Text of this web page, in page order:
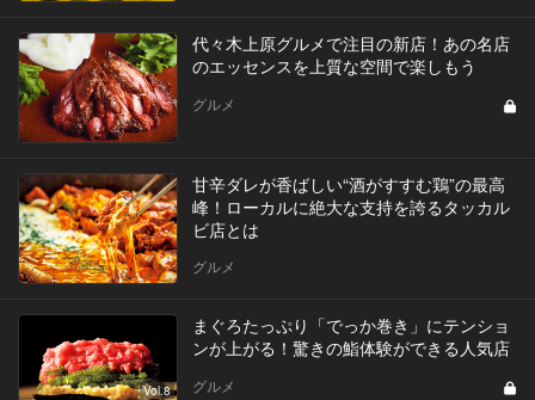
代々木上原グルメで注目の新店！あの名店
のエッセンスを上質な空間で楽しもう
グルメ
甘辛ダレが香ばしい“酒がすすむ鶏”の最高
峰！ローカルに絶大な支持を誇るタッカル
ビ店とは
グルメ
Vol.8
まぐろたっぷり「でっか巻き」にテンショ
ンが上がる！驚きの鮨体験ができる人気店
グルメ